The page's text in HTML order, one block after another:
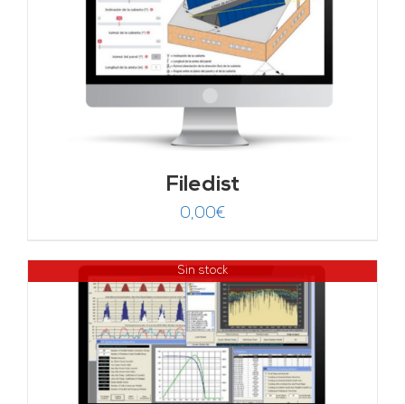
Filedist
0,00€
Sin stock